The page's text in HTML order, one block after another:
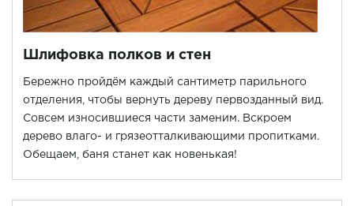
Шлифовка полков и стен
Бережно пройдём каждый сантиметр парильного
отделения, чтобы вернуть дереву первозданный вид.
Совсем износившиеся части заменим. Вскроем
дерево влаго- и грязеотталкивающими пропитками.
Обещаем, баня станет как новенькая!